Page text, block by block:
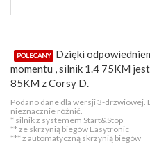
POLECANY
Dzięki
momentu , silnik 1.4 75KM
85KM z Corsy D.
Podano dane dla wersji 3-
nieznacznie różnić.
* silnik z systemem Start&Stop
** ze skrzynią biegów Easytronic
*** z automatyczną skrzynią biegów